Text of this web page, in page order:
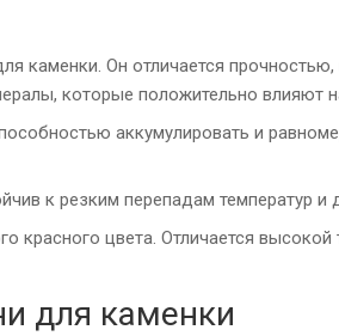
каменки. Он отличается
которые положительно влияют
аккумулировать и
к резким перепадам температур и
красного цвета. Отличается
для каменки